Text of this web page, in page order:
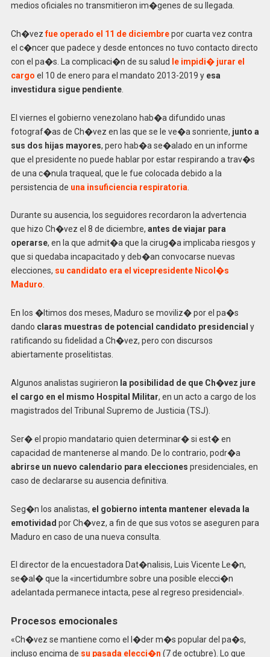
medios oficiales no transmitieron im�genes de su llegada.
Ch�vezfue operado el 11 de diciembrepor cuarta vez contra
el c�ncer que padece y desde entonces no tuvo contacto directo
con el pa�s. La complicaci�n de su salud
le impidi� jurar el
cargo el 10 de enero para el mandato 2013-2019 y esa
investidura sigue pendiente.
El viernes el gobierno venezolano hab�a difundido unas
fotograf�as de Ch�vez en las que se le ve�a sonriente, junto a
sus dos hijas mayores, pero hab�a se�alado en un informe
que el presidente no puede hablar por estar respirando a trav�s
de una c�nula traqueal, que le fue colocada debido a la
persistencia de una insuficiencia respiratoria
Durante su ausencia, los seguidores recordaron la advertencia
que hizo Ch�vez el 8 de diciembre, antes de viajar para
operarse, en la que admit�a que la cirug�a implicaba riesgos y
que si quedaba incapacitado y deb�an convocarse nuevas
elecciones, su candidato era el vicepresidente Nicol�s
Maduro.
En los �ltimos dos meses, Maduro se moviliz� por el pa�s
dando claras muestras de potencial candidato presidencial y
ratificando su fidelidad a Ch�vez, pero con discursos
abiertamente proselitistas.
Algunos analistas sugirieron la posibilidad de que Ch�vez jure
el cargo en el mismo Hospital Militar, en un acto a cargo de los
magistrados del Tribunal Supremo de Justicia (TSJ).
Ser� el propio mandatario quien determinar� si est� en
capacidad de mantenerse al mando. De lo contrario, podr�a
abrirse un nuevo calendario para elecciones presidenciales, en
caso de declararse su ausencia definitiva.
Seg�n los analistas, el gobierno intenta mantener elevada la
emotividad por Ch�vez, a fin de que sus votos se aseguren para
Maduro en caso de una nueva consulta.
El director de la encuestadora Dat�nalisis, Luis Vicente Le�n,
se�al� que la «incertidumbre sobre una posible elecci�n
adelantada permanece intacta, pese al regreso presidencial».
Procesos emocionales
«Ch�vez se mantiene como el l�der m�s popular del pa�s,
incluso encima de su pasada elecci�n (7 de octubre). Lo que